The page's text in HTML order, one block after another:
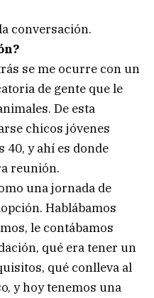
conversación.
se me ocurre con un
de gente que le
De esta
chicos jóvenes
40, y ahí es donde
reunión.
una jornada de
Hablábamos
le contábamos
qué era tener un
qué conlleva al
y hoy tenemos una